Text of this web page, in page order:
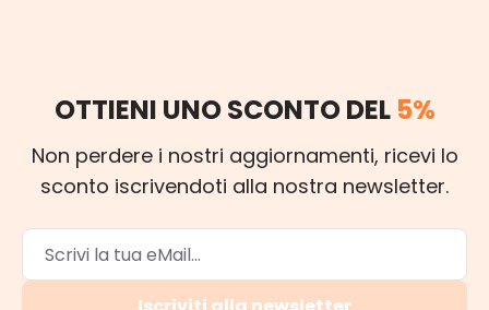
OTTIENI UNO SCONTO DEL 5%
Non perdere i nostri aggiornamenti, ricevi lo
sconto iscrivendoti alla nostra newsletter.